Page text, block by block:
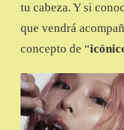
tu cabeza. Y si
que vendrá
concepto de “